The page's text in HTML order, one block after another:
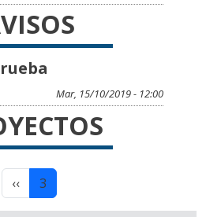
Mar, 15/10/2019 - 12:00
Páxina anterior
‹‹ Páxina actual
3